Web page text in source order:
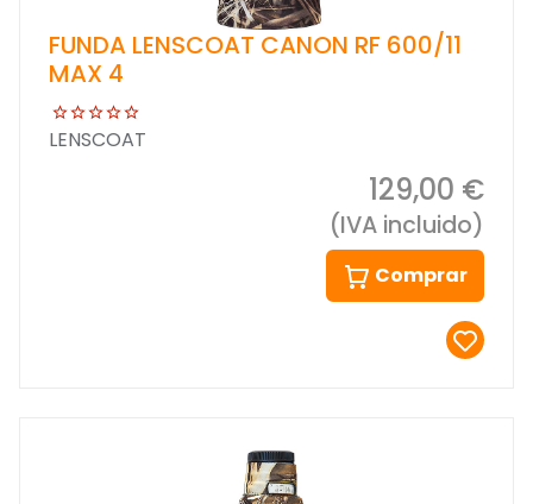
FUNDA LENSCOAT CANON RF 600/11
MAX 4
LENSCOAT
129,00 €
(IVA incluido)
Comprar